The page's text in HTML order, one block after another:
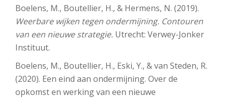
Boelens, M., Boutellier, H., & Hermens, N. (2019).
Weerbare wijken tegen ondermijning. Contouren
van een nieuwe strategie. Utrecht: Verwey-Jonker
Instituut.
Boelens, M., Boutellier, H., Eski, Y., & van Steden, R.
(2020). Een eind aan ondermijning. Over de
opkomst en werking van een nieuwe